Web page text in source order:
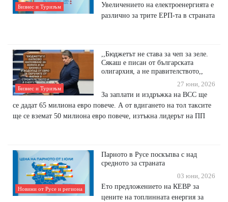
Бизнес и Туризъм
Увеличението на електроенергията е
различно за трите ЕРП-та в страната
Бизнес и Туризъм
,,Бюджетът не става за чеп за зеле.
Сякаш е писан от българската
олигархия, а не правителството,,
27 юни, 2026
За заплати и издръжка на ВСС ще
се дадат 65 милиона евро повече. А от вдигането на тол таксите
ще се вземат 50 милиона евро повече, изтъкна лидерът на ПП
Новини от Русе и региона
Парното в Русе поскъпва с над
средното за страната
03 юни, 2026
Ето предложението на КЕВР за
цените на топлинната енергия за